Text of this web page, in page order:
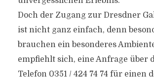
Doch der Zugang zur Dresdner
ist nicht ganz einfach, denn
brauchen ein besonderes
empfiehlt sich, eine Anfrage über
Telefon 0351 / 424 74 74 für einen